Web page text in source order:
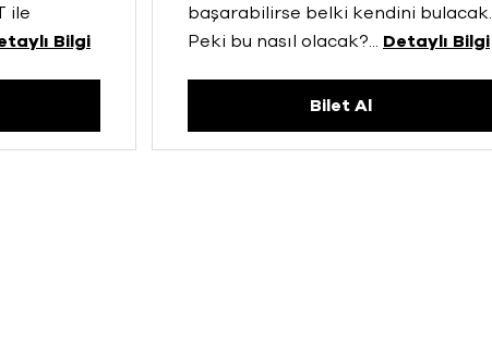
ile
Bilgi
başarabilirse belki kendini bulacak.
Peki bu nasıl olacak?... Detaylı Bilgi
Bilet Al